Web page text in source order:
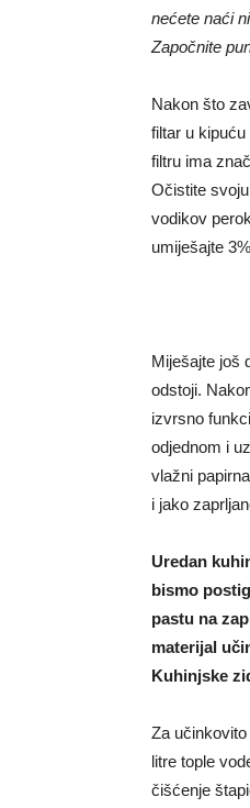
nećete naći
Započnite
Nakon što
filtar u
filtru ima
Očistite
vodikov
umiješajte
Miješajte još
odstoji.
izvrsno
odjednom i
vlažni
i jako
Uredan
bismo
pastu na
materijal
Kuhinjske
Za
litre tople
čišćenje